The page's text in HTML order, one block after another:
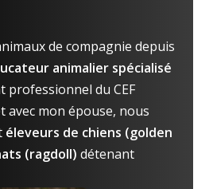
de compagnie depuis
animalier spécialisé
professionnel du CEF
avec mon épouse, nous
éleveurs de chiens (golden
(ragdoll) détenant